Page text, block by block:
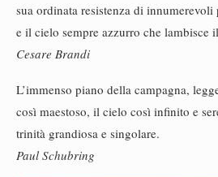
sua ordinata resistenza di
e il cielo sempre azzurro che lambisce
Cesare Brandi
L’immenso piano della campagna,
così maestoso, il cielo così infinito e
trinità grandiosa e singolare.
Paul Schubring